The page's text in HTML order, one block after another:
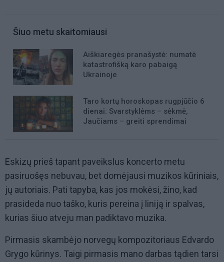
Šiuo metu skaitomiausi
Aiškiaregės pranašystė: numatė
katastrofišką karo pabaigą
Ukrainoje
Taro kortų horoskopas rugpjūčio 6
dienai: Svarstyklėms – sėkmė,
Jaučiams – greiti sprendimai
Eskizų prieš tapant paveikslus koncerto metu
pasiruošęs nebuvau, bet domėjausi muzikos kūriniais,
jų autoriais. Pati tapyba, kas jos mokėsi, žino, kad
prasideda nuo taško, kuris pereina į liniją ir spalvas,
kurias šiuo atveju man padiktavo muzika.
Pirmasis skambėjo norvegų kompozitoriaus Edvardo
Grygo kūrinys. Taigi pirmasis mano darbas tądien tarsi